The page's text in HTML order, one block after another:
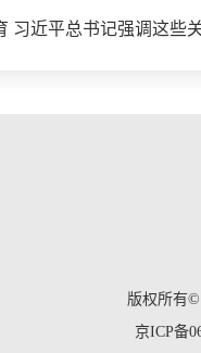
习近平总书记强调这些
版权所有
京ICP备